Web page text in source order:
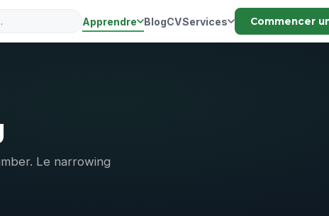
Apprendre BlogCVServices Commencer
Le narrowing